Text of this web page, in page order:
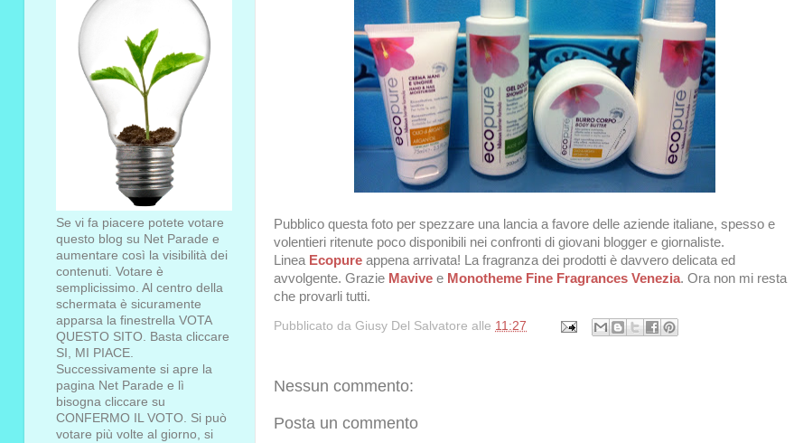
Pubblico questa foto per spezzare una lancia a favore delle aziende italiane, spesso e
volentieri ritenute poco disponibili nei confronti di giovani blogger e giornaliste.
Linea Ecopure appena arrivata! La fragranza dei prodotti è davvero delicata ed
avvolgente. Grazie Mavive e Monotheme Fine Fragrances Venezia. Ora non mi resta
che provarli tutti.
Pubblicato da Giusy Del Salvatore alle 11:27
Nessun commento:
Posta un commento
Se vi fa piacere potete votare
questo blog su Net Parade e
aumentare così la visibilità dei
contenuti. Votare è
semplicissimo. Al centro della
schermata è sicuramente
apparsa la finestrella VOTA
QUESTO SITO. Basta cliccare
SI, MI PIACE.
Successivamente si apre la
pagina Net Parade e lì
bisogna cliccare su
CONFERMO IL VOTO. Si può
votare più volte al giorno, si